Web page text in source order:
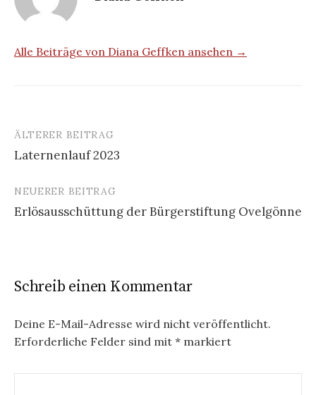
Alle Beiträge von Diana Geffken ansehen →
Beitrags-
Navigation
ÄLTERER BEITRAG
Laternenlauf 2023
NEUERER BEITRAG
Erlösausschüttung der Bürgerstiftung Ovelgönne
Schreib einen Kommentar
Deine E-Mail-Adresse wird nicht veröffentlicht.
Erforderliche Felder sind mit * markiert